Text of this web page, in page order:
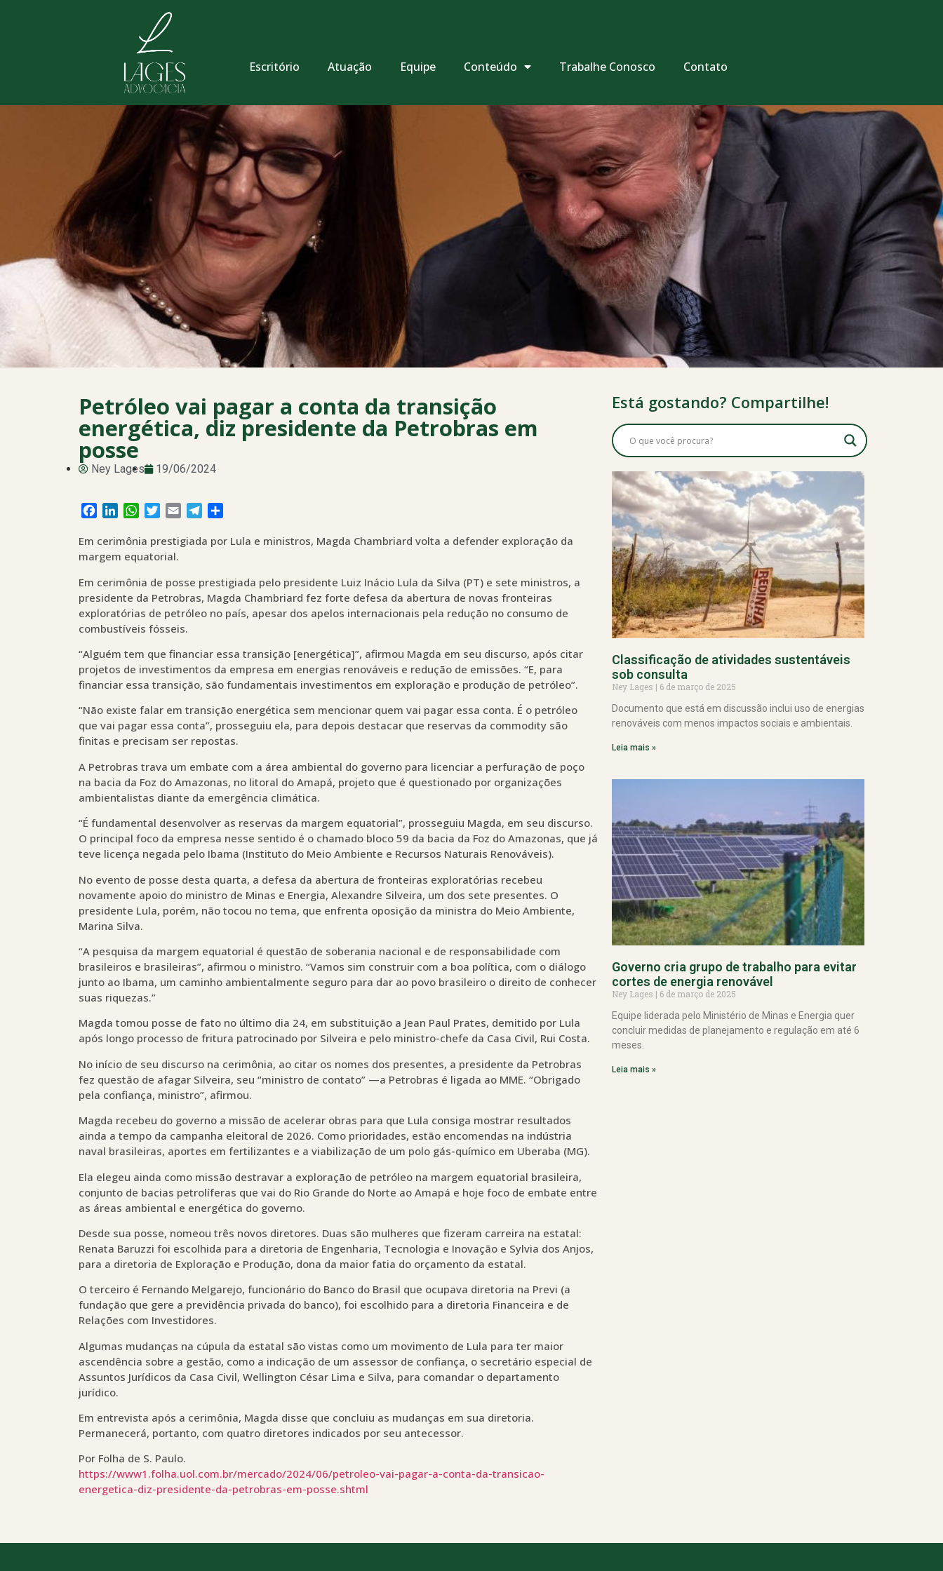
Escritório Atuação Equipe Conteúdo Trabalhe Conosco Contato
Petróleo vai pagar a conta da transição
energética, diz presidente da Petrobras em
posse
Ney Lages 19/06/2024
Facebook
LinkedInWhatsApp
Twitter
Email Telegram
Em cerimônia prestigiada por Lula e ministros, Magda Chambriard volta a defender exploração da
margem equatorial.
Em cerimônia de posse prestigiada pelo presidente Luiz Inácio Lula da Silva (PT) e sete ministros, a
presidente da Petrobras, Magda Chambriard fez forte defesa da abertura de novas fronteiras
exploratórias de petróleo no país, apesar dos apelos internacionais pela redução no consumo de
combustíveis fósseis.
“Alguém tem que financiar essa transição [energética]”, afirmou Magda em seu discurso, após citar
projetos de investimentos da empresa em energias renováveis e redução de emissões. “E, para
financiar essa transição, são fundamentais investimentos em exploração e produção de petróleo”.
“Não existe falar em transição energética sem mencionar quem vai pagar essa conta. É o petróleo
que vai pagar essa conta”, prosseguiu ela, para depois destacar que reservas da commodity são
finitas e precisam ser repostas.
A Petrobras trava um embate com a área ambiental do governo para licenciar a perfuração de poço
na bacia da Foz do Amazonas, no litoral do Amapá, projeto que é questionado por organizações
ambientalistas diante da emergência climática.
“É fundamental desenvolver as reservas da margem equatorial”, prosseguiu Magda, em seu discurso.
O principal foco da empresa nesse sentido é o chamado bloco 59 da bacia da Foz do Amazonas, que já
teve licença negada pelo Ibama (Instituto do Meio Ambiente e Recursos Naturais Renováveis).
No evento de posse desta quarta, a defesa da abertura de fronteiras exploratórias recebeu
novamente apoio do ministro de Minas e Energia, Alexandre Silveira, um dos sete presentes. O
presidente Lula, porém, não tocou no tema, que enfrenta oposição da ministra do Meio Ambiente,
Marina Silva.
“A pesquisa da margem equatorial é questão de soberania nacional e de responsabilidade com
brasileiros e brasileiras”, afirmou o ministro. “Vamos sim construir com a boa política, com o diálogo
junto ao Ibama, um caminho ambientalmente seguro para dar ao povo brasileiro o direito de conhecer
suas riquezas.”
Magda tomou posse de fato no último dia 24, em substituição a Jean Paul Prates, demitido por Lula
após longo processo de fritura patrocinado por Silveira e pelo ministro-chefe da Casa Civil, Rui Costa.
No início de seu discurso na cerimônia, ao citar os nomes dos presentes, a presidente da Petrobras
fez questão de afagar Silveira, seu “ministro de contato” —a Petrobras é ligada ao MME. “Obrigado
pela confiança, ministro”, afirmou.
Magda recebeu do governo a missão de acelerar obras para que Lula consiga mostrar resultados
ainda a tempo da campanha eleitoral de 2026. Como prioridades, estão encomendas na indústria
naval brasileiras, aportes em fertilizantes e a viabilização de um polo gás-químico em Uberaba (MG).
Ela elegeu ainda como missão destravar a exploração de petróleo na margem equatorial brasileira,
conjunto de bacias petrolíferas que vai do Rio Grande do Norte ao Amapá e hoje foco de embate entre
as áreas ambiental e energética do governo.
Desde sua posse, nomeou três novos diretores. Duas são mulheres que fizeram carreira na estatal:
Renata Baruzzi foi escolhida para a diretoria de Engenharia, Tecnologia e Inovação e Sylvia dos Anjos,
para a diretoria de Exploração e Produção, dona da maior fatia do orçamento da estatal.
O terceiro é Fernando Melgarejo, funcionário do Banco do Brasil que ocupava diretoria na Previ (a
fundação que gere a previdência privada do banco), foi escolhido para a diretoria Financeira e de
Relações com Investidores.
Algumas mudanças na cúpula da estatal são vistas como um movimento de Lula para ter maior
ascendência sobre a gestão, como a indicação de um assessor de confiança, o secretário especial de
Assuntos Jurídicos da Casa Civil, Wellington César Lima e Silva, para comandar o departamento
jurídico.
Em entrevista após a cerimônia, Magda disse que concluiu as mudanças em sua diretoria.
Permanecerá, portanto, com quatro diretores indicados por seu antecessor.
Por Folha de S. Paulo.
https://www1.folha.uol.com.br/mercado/2024/06/petroleo-vai-pagar-a-conta-da-transicao-
energetica-diz-presidente-da-petrobras-em-posse.shtml
Está gostando? Compartilhe!
Classificação de atividades sustentáveis
sob consulta
Ney Lages
6 de março de 2025
Documento que está em discussão inclui uso de energias
renováveis com menos impactos sociais e ambientais.
Leia mais »
Governo cria grupo de trabalho para evitar
cortes de energia renovável
Ney Lages
6 de março de 2025
Equipe liderada pelo Ministério de Minas e Energia quer
concluir medidas de planejamento e regulação em até 6
meses.
Leia mais »